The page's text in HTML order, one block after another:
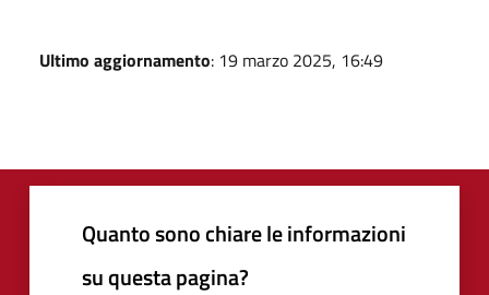
Ultimo aggiornamento: 19 marzo 2025, 16:49
Quanto sono chiare le informazioni
su questa pagina?